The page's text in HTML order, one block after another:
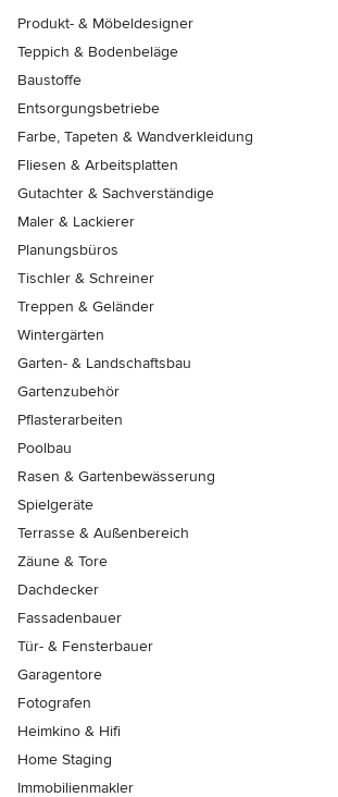
Produkt- & Möbeldesigner
Teppich & Bodenbeläge
Baustoffe
Entsorgungsbetriebe
Farbe, Tapeten & Wandverkleidung
Fliesen & Arbeitsplatten
Gutachter & Sachverständige
Maler & Lackierer
Planungsbüros
Tischler & Schreiner
Treppen & Geländer
Wintergärten
Garten- & Landschaftsbau
Gartenzubehör
Pflasterarbeiten
Poolbau
Rasen & Gartenbewässerung
Spielgeräte
Terrasse & Außenbereich
Zäune & Tore
Dachdecker
Fassadenbauer
Tür- & Fensterbauer
Garagentore
Fotografen
Heimkino & Hifi
Home Staging
Immobilienmakler